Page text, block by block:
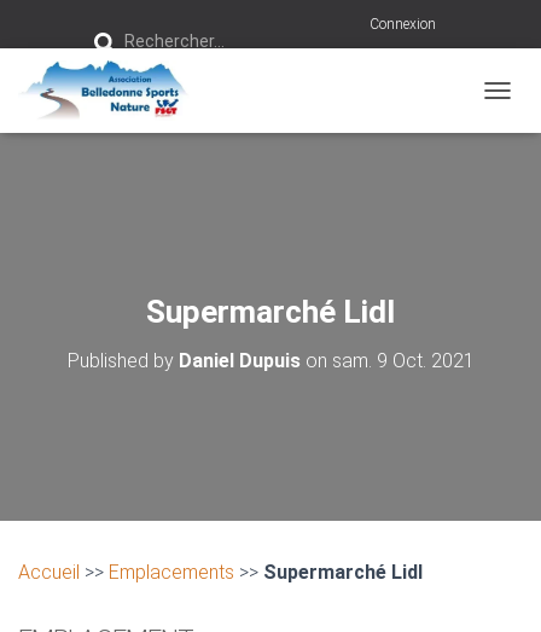
Rechercher…
Connexion
Supermarché Lidl
Published by Daniel Dupuison sam. 9 Oct. 2021
Accueil >> Emplacements >> Supermarché Lidl